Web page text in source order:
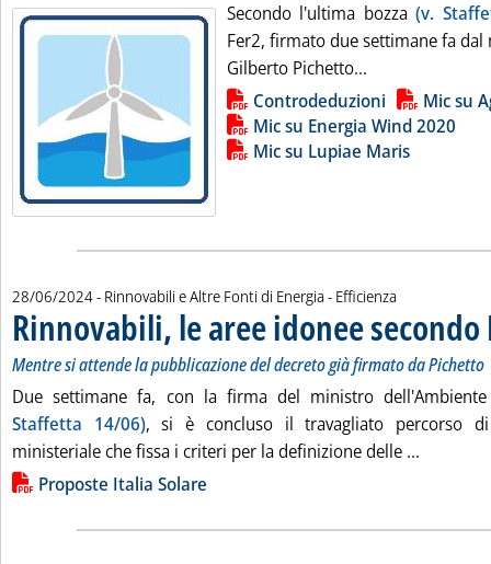
Secondo l'ultima bozza(v.
Fer2, firmato due settimane fa
Gilberto Pichetto...
Lista allegati PDF alla notiziaControdeduzioni
Mic su
Mic su Energia Wind 2020
Mic su Lupiae Maris
28/06/2024- Rinnovabili e Altre Fonti di Energia - Efficienza
Rinnovabili, le aree idonee
Mentre si attende la pubblicazione del decreto già firmato da Pichetto
Due settimane fa, con la firma del ministro
Staffetta 14/06), si è concluso il travagliato percorso
ministeriale che fissa i criteri per la definizione delle ...
Lista allegati PDF alla notizia
Proposte Italia Solare